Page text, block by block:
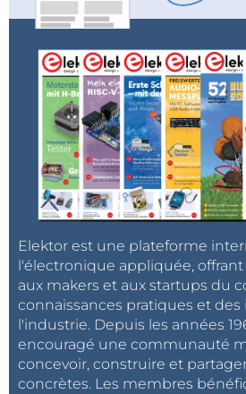
Elektor est une plateforme
l'électronique appliquée,
aux makers et aux startups du
connaissances pratiques et
l'industrie. Depuis les années
encouragé une communauté
concevoir, construire et
concrètes. Les membres